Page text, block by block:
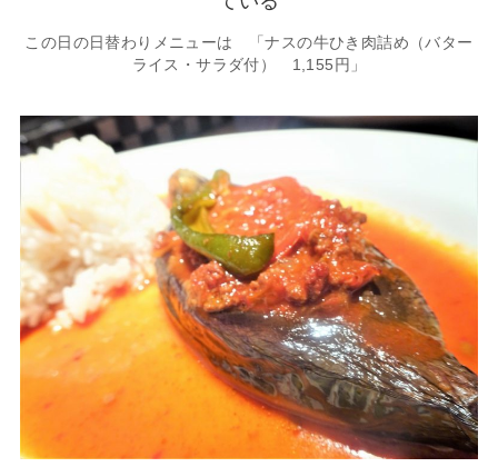
この日の日替わりメニューは 「ナスの牛ひき肉詰め（バター
ライス・サラダ付） 1,155円」